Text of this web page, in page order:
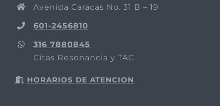
Avenida Caracas No. 31 B – 19
601-2456810
316 7880845
Citas Resonancia y TAC
HORARIOS DE ATENCION